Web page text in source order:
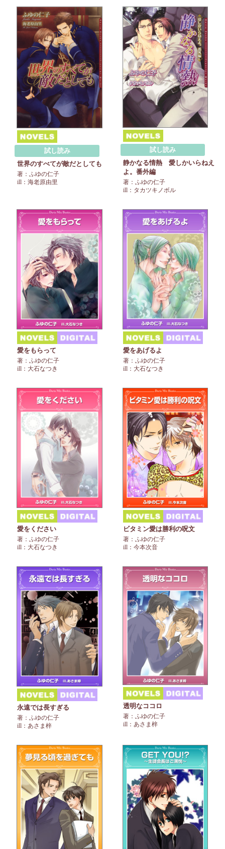
試し読み
世界のすべてが敵だとしても
著：ふゆの仁子
ill：海老原由里
試し読み
静かなる情熱 愛しかいらねえ
よ。番外編
著：ふゆの仁子
ill：タカツキノボル
愛をもらって
著：ふゆの仁子
ill：大石なつき
愛をあげるよ
著：ふゆの仁子
ill：大石なつき
愛をください
著：ふゆの仁子
ill：大石なつき
ビタミン愛は勝利の呪文
著：ふゆの仁子
ill：今本次音
永遠では長すぎる
著：ふゆの仁子
ill：あさま梓
透明なココロ
著：ふゆの仁子
ill：あさま梓